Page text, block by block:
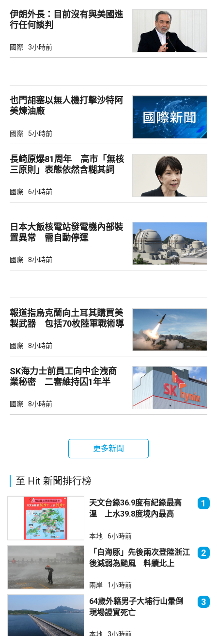
伊朗外長：目前沒有與美國進
行任何談判
國際 3小時前
也門胡塞以無人機打擊沙特阿
美煉油廠
國際 5小時前
長崎原爆81周年 高市「無核
三原則」表態依然含糊其詞
國際 6小時前
日本大飯核電站發電機內部裝
置異常 需自動停運
國際 8小時前
報道指烏克蘭向土耳其購買美
製武器 包括70枚陸軍戰術導
國際 8小時前
SK海力士前員工向中企洩商
業秘密 二審維持囚1年半
國際 8小時前
更多新聞
至 Hit 新聞排行榜
天文台錄36.9度有紀錄最高
溫 上水39.8度境內最高
1
本地 6小時前
「白海豚」先後兩次登陸浙江
後減弱為颱風 料續北上
2
兩岸 1小時前
64歲外籍男子大埔行山暈倒
現場證實死亡
3
本地 3小時前